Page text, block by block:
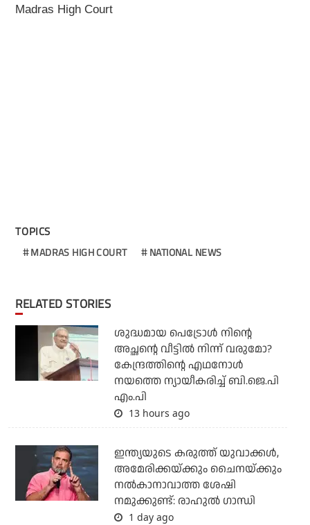
Madras High Court
TOPICS
MADRAS HIGH COURT NATIONAL NEWS
RELATED STORIES
ശുദ്ധമായ പെട്രോള്‍ നിന്റെ
അച്ഛന്റെ വീട്ടില്‍ നിന്ന് വരുമോ?
കേന്ദ്രത്തിന്റെ എഥനോള്‍
നയത്തെ ന്യായീകരിച്ച് ബി.ജെ.പി
എം.പി
13 hours ago
ഇന്ത്യയുടെ കരുത്ത് യുവാക്കള്‍,
അമേരിക്കയ്ക്കും ചൈനയ്ക്കും
നല്‍കാനാവാത്ത ശേഷി
നമുക്കുണ്ട്: രാഹുല്‍ ഗാന്ധി
1 day ago